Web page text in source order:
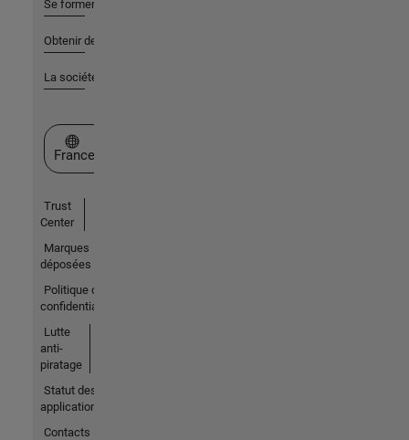
Se former
Obtenir de l'aide
La société
Sélectionner un site web
France
Trust
Center
Marques
déposées
Politique de
confidentialité
Lutte
anti-
piratage
Statut des
applications
Contacts